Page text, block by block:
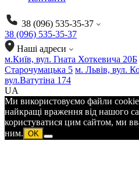
38 (096) 535-35-37
38 (096) 535-35-37
Наші адреси
м.Київ, вул. Гната Хоткевича 20Б
Старочумацька 5 м. Львів, вул.
вул.Ватутіна 174
UA
Ми використовуємо файли
найкращі враження від нашого
користуватися цим сайтом, ми
ним. OK